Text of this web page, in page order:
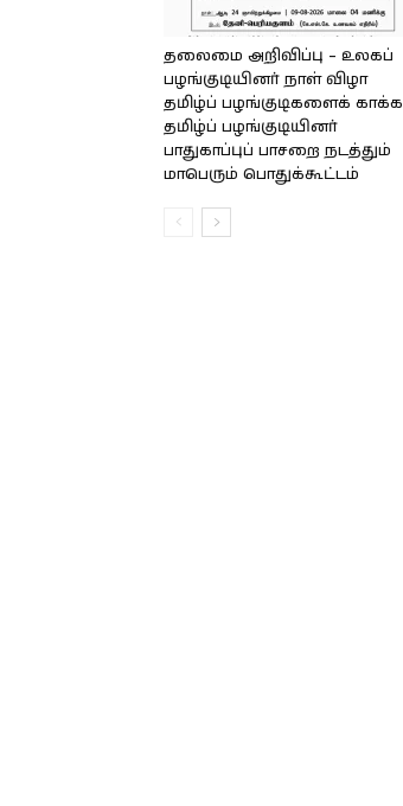
தலைமை அறிவிப்பு – உலகப்
பழங்குடியினர் நாள் விழா
தமிழ்ப் பழங்குடிகளைக் காக்க
தமிழ்ப் பழங்குடியினர்
பாதுகாப்புப் பாசறை நடத்தும்
மாபெரும் பொதுக்கூட்டம்